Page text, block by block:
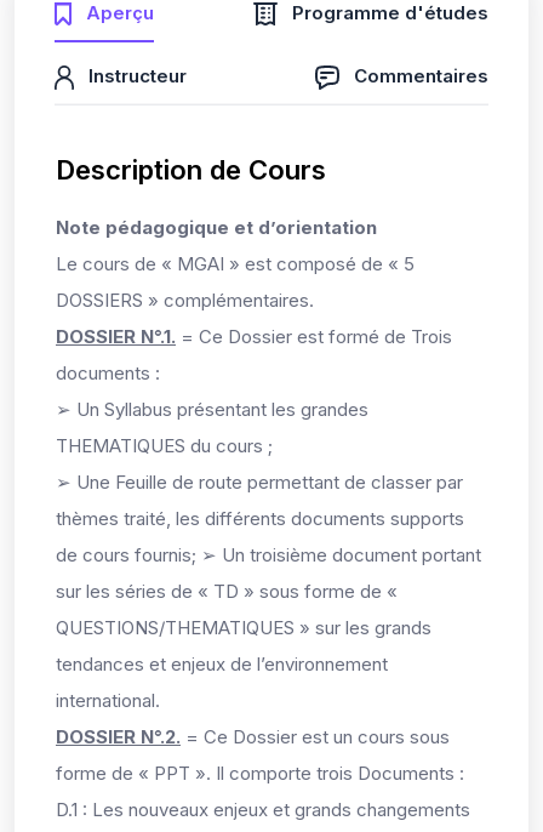
Aperçu Programme d'études
Instructeur Commentaires
Description de Cours
Note pédagogique et d’orientation
Le cours de « MGAI » est composé de « 5
DOSSIERS » complémentaires.
DOSSIER N°.1. = Ce Dossier est formé de Trois
documents :
➢ Un Syllabus présentant les grandes
THEMATIQUES du cours ;
➢ Une Feuille de route permettant de classer par
thèmes traité, les différents documents supports
de cours fournis; ➢ Un troisième document portant
sur les séries de « TD » sous forme de «
QUESTIONS/THEMATIQUES » sur les grands
tendances et enjeux de l’environnement
international.
DOSSIER N°.2. = Ce Dossier est un cours sous
forme de « PPT ». Il comporte trois Documents :
D.1 : Les nouveaux enjeux et grands changements